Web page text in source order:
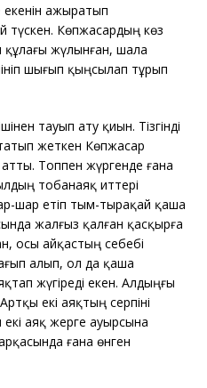
екенін ажыратып
Көпжасардың көз
жүлынған, шала
шығып қыңсылап тұрып
тауып ату қиын. Тізгінді
жеткен Көпжасар
атты. Топпен жүргенде ғана
тобанаяқ иттері
шар етіп тым-тырақай қаша
жалғыз қалған қасқырға
осы айқастың себебі
алып, ол да қаша
жүгіреді екен. Алдыңғы
екі аяқтың серпіні
аяқ жерге ауырсына
ғана өнген